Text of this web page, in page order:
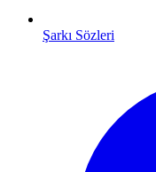
Şarkı Sözleri